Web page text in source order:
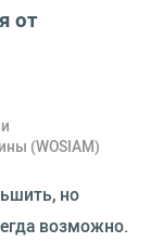
от
(WOSIAM)
но
возможно.